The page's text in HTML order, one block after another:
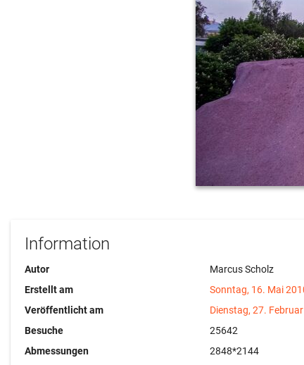
Information
Autor
Marcus Scholz
Erstellt am
Sonntag, 16. Mai
Veröffentlicht am
Dienstag, 27.
Besuche
25642
Abmessungen
2848*2144